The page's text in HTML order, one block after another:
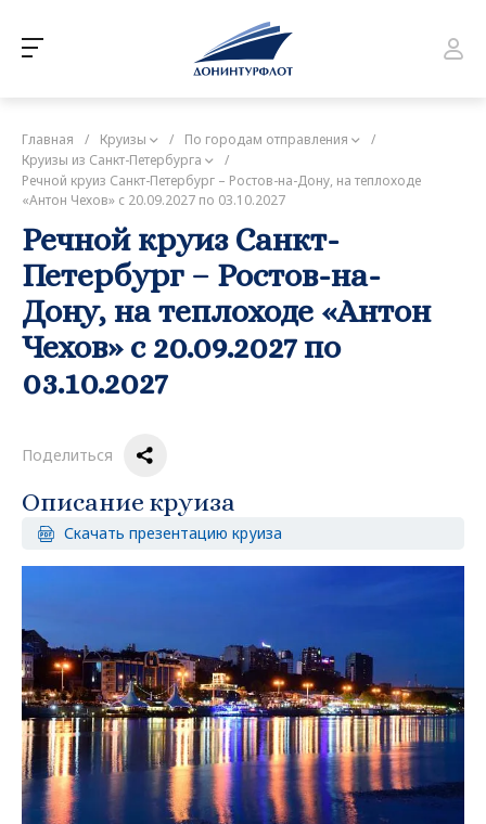
Главная / Круизы / По городам отправления
/
Круизы из Санкт-Петербурга
/
Речной круиз Санкт-Петербург – Ростов-на-Дону, на теплоходе
«Антон Чехов» с 20.09.2027 по 03.10.2027
Речной круиз Санкт-
Петербург – Ростов-на-
Дону, на теплоходе «Антон
Чехов» с 20.09.2027 по
03.10.2027
Поделиться
Описание круиза
Скачать презентацию круиза